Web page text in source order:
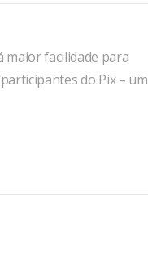
maior facilidade para
do Pix – um